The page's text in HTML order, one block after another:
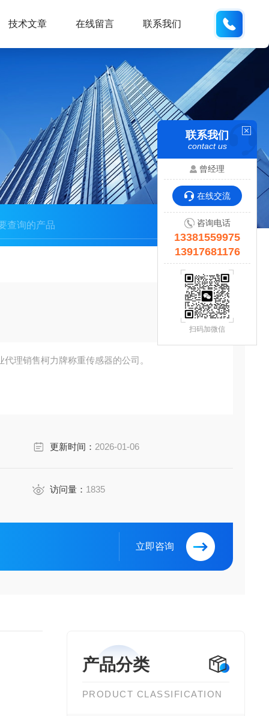
技术文章 在线留言 联系我们
理销售柯力牌称重传感器的公司。
更新时间： 2026-01-06
访问量： 1835
立即咨询
产品分类
PRODUCT CLASSIFICATION
联系我们
contact us
曾经理
在线交流
咨询电话
13381559975
13917681176
扫码加微信